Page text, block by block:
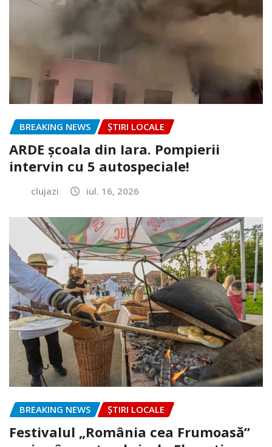
BREAKING NEWS ȘTIRI LOCALE
ARDE școala din Iara. Pompierii
intervin cu 5 autospeciale!
clujazi iul. 16, 2026
BREAKING NEWS ȘTIRI LOCALE
Festivalul „România cea Frumoasă”